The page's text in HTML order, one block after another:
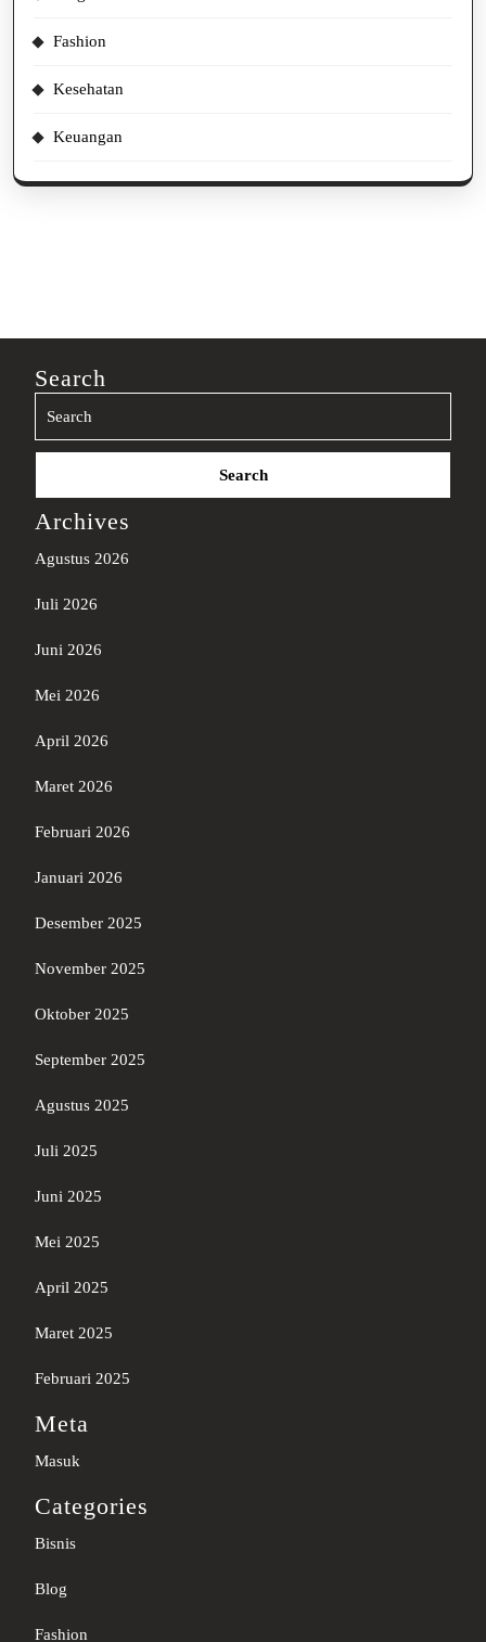
Fashion
Kesehatan
Keuangan
Search
Search
Archives
Agustus 2026
Juli 2026
Juni 2026
Mei 2026
April 2026
Maret 2026
Februari 2026
Januari 2026
Desember 2025
November 2025
Oktober 2025
September 2025
Agustus 2025
Juli 2025
Juni 2025
Mei 2025
April 2025
Maret 2025
Februari 2025
Meta
Masuk
Categories
Bisnis
Blog
Fashion